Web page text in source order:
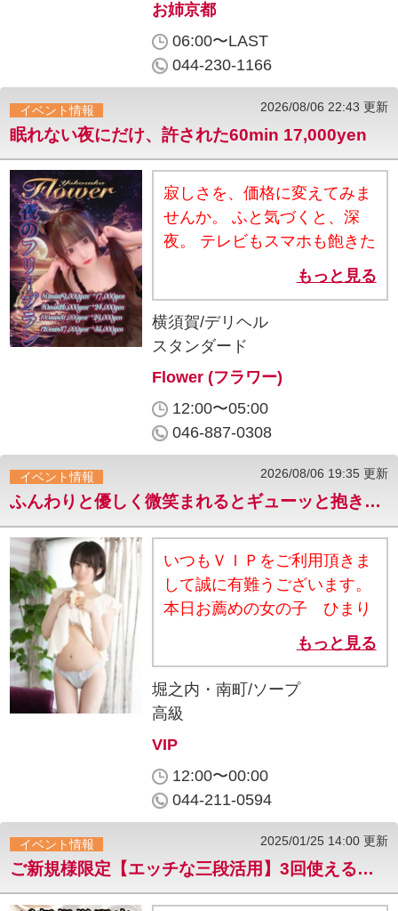
いつものご利用が、もっと楽
しく、もっとお得に♪ ご不明
点がございましたら、お気軽
にスタッフまでお声がけくだ
さいませ！ エレガンス学院で
は、皆様のご来店を心よりお
待ちしております！
可 ※総額料金に関しましては
お問い合わせ下さい 【開催期
間】 今月中 【注意事項】 ①
平日限定(終日開催) ②他のイ
ベント、割引券、会員ポイン
トの併用不可 ③本指名様ご利
用可
お姉京都
06:00〜LAST
044-230-1166
イベント情報 2026/08/06 22:43 更新
眠れない夜にだけ、許された60min 17,000yen
寂しさを、価格に変えてみま
せんか。 ふと気づくと、深
夜。 テレビもスマホも飽きた
夜に、 「誰かに会いたい」っ
て思ったこと、ありません
か？ ── そのまま眠るには、
惜しい夜。 今だけ、朝5:00ま
ン”が最大2,000円OFF 静かな
夜に、予想を超える出会い
を。
【夜フリー限定 特別価格】
・60分 19,000円 → 17,000
円 ・80分 26,000円 →
24,000円 ・100分 31,000円
→ 29,000円 ・120分
37,000円 → 35,000円
※「夜のフリー割見た」で割
までのご入室が対象です
─────── 選べないからこ
そ、いい夜になる。 ── それ
が、Yokosuka Flowerの“夜の
フリー割”。
────────────── 【ご
予約・お問合せ】 TEL：
0468-87-0308 LINE：
https://line.me/ti/p/_kfgUhbiu8
もっと見る
横須賀/デリヘル
スタンダード
Flower (フラワー)
12:00〜05:00
046-887-0308
イベント情報 2026/08/06 19:35 更新
ふんわりと優しく微笑まれるとギューッと抱きしめたくなる。ひまりさん
いつもＶＩＰをご利用頂きま
して誠に有難うございます。
本日お薦めの女の子 ひまり
さん ふんわりと優しく微笑ま
れるとギューッと抱きしめた
くなる。そんな癒し系美女、
「ひまりさん」 透き通った白
るスレンダーで敏感な美しい
からだ。 大きな瞳と優しい笑
顔の誘惑が、貴方を一瞬で虜
に．．．❤上品で人懐っこい
濃密なおもてなし。 イチャイ
チャするほどエロくなる体質
の彼女。いたずらなご奉仕が
もっと見る
堀之内・南町/ソープ
高級
VIP
12:00〜00:00
044-211-0594
イベント情報 2025/01/25 14:00 更新
ご新規様限定【エッチな三段活用】3回使える総額8000円割引♪